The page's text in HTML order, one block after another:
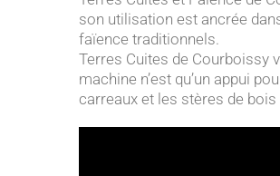
son utilisation est ancrée
faïence traditionnels.
Terres Cuites de Courboissy
machine n’est qu’un appui
carreaux et les stères de